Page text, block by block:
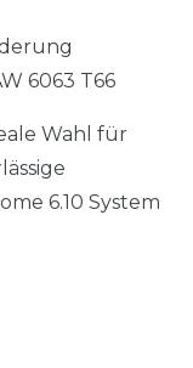
6063 T66
Wahl für
6.10 System